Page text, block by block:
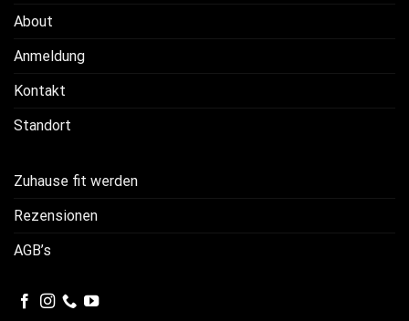
About
Anmeldung
Kontakt
Standort
Zuhause fit werden
Rezensionen
AGB’s